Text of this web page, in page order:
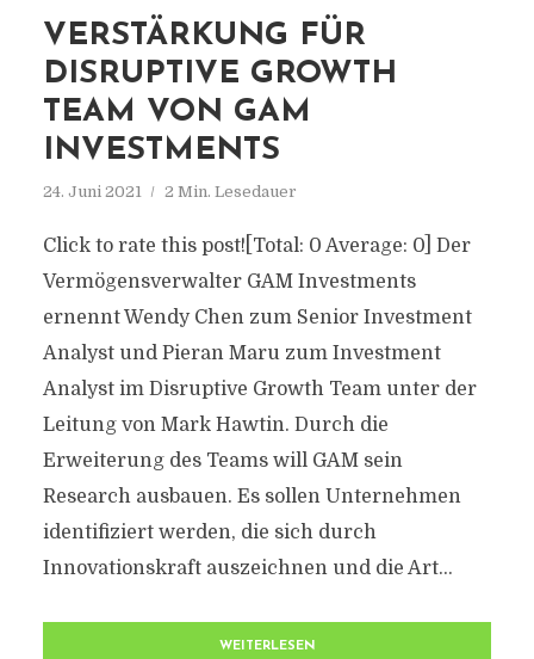
VERSTÄRKUNG FÜR
DISRUPTIVE GROWTH
TEAM VON GAM
INVESTMENTS
24. Juni 2021 2 Min. Lesedauer
Click to rate this post![Total: 0 Average: 0] Der
Vermögensverwalter GAM Investments
ernennt Wendy Chen zum Senior Investment
Analyst und Pieran Maru zum Investment
Analyst im Disruptive Growth Team unter der
Leitung von Mark Hawtin. Durch die
Erweiterung des Teams will GAM sein
Research ausbauen. Es sollen Unternehmen
identifiziert werden, die sich durch
Innovationskraft auszeichnen und die Art...
WEITERLESEN